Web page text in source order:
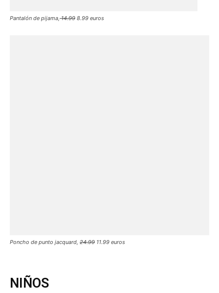
Pantalón de pijama,14.99 8.99 euros
Poncho de punto jacquard, 24.99 11.99 euros
NIÑOS